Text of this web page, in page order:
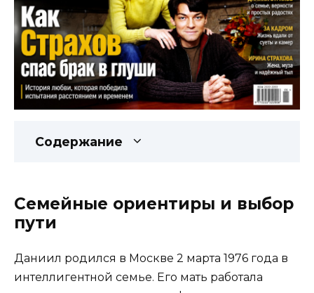
Содержание
Семейные ориентиры и выбор
пути
Даниил родился в Москве 2 марта 1976 года в
интеллигентной семье. Его мать работала